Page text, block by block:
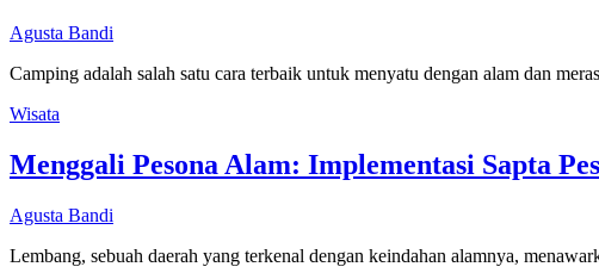
Agusta Bandi
Camping adalah salah satu cara terbaik untuk menyatu dengan alam dan
Wisata
Menggali Pesona Alam: Implementasi Sapta
Agusta Bandi
Lembang, sebuah daerah yang terkenal dengan keindahan alamnya,